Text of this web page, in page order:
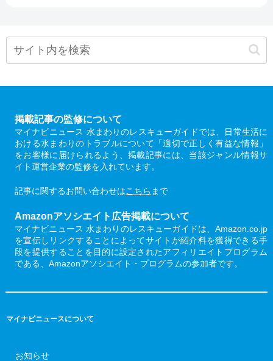
掲載記事の監修について
マイナビニュース 水まわりのレスキューガイドでは、日常生活に
おける水まわりのトラブルについて「適切で正しく有益な情報」
をお客様に届けられるよう、掲載記事には、当該ジャンル情報サ
イト運営企業の監修を入れています。
記事に関するお問い合わせはこちら まで
Amazonアソシエイト広告掲載について
マイナビニュース 水まわりのレスキューガイドは、Amazon.co.jp
を宣伝しリンクすることによってサイトが紹介料を獲得できる手
段を提供することを目的に設定されたアフィリエイトプログラム
である、Amazonアソシエイト・プログラムの参加者です。
マイナビニュースについて
お知らせ